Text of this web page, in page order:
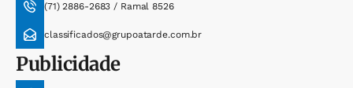
(71) 2886-2683 / Ramal 8526
classificados@grupoatarde.com.br
Publicidade